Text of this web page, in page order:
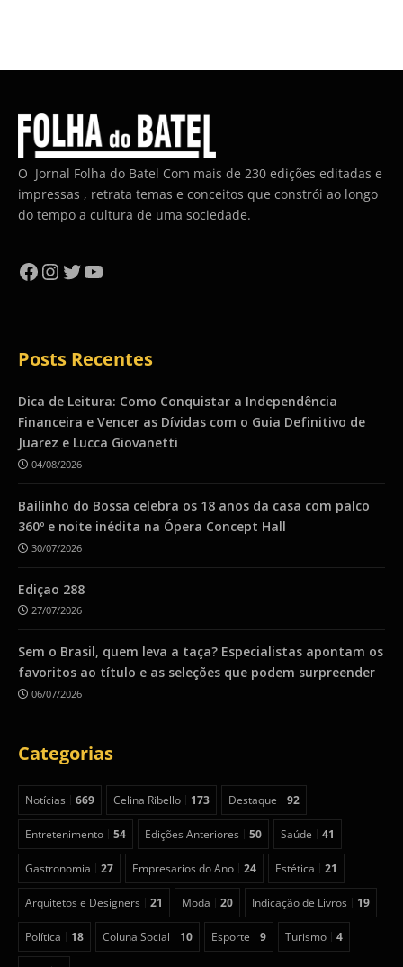
O Jornal Folha do Batel Com mais de 230 edições editadas e
impressas , retrata temas e conceitos que constrói ao longo
do tempo a cultura de uma sociedade.
Facebook
Instagram
Twitter
YouTube
Posts Recentes
Dica de Leitura: Como Conquistar a Independência
Financeira e Vencer as Dívidas com o Guia Definitivo de
Juarez e Lucca Giovanetti
04/08/2026
Bailinho do Bossa celebra os 18 anos da casa com palco
360º e noite inédita na Ópera Concept Hall
30/07/2026
Ediçao 288
27/07/2026
Sem o Brasil, quem leva a taça? Especialistas apontam os
favoritos ao título e as seleções que podem surpreender
06/07/2026
Categorias
Notícias 669 Celina Ribello 173 Destaque 92
Entretenimento 54 Edições Anteriores 50 Saúde 41
Gastronomia 27 Empresarios do Ano 24 Estética 21
Arquitetos e Designers 21 Moda 20 Indicação de Livros 19
Política 18 Coluna Social 10 Esporte 9 Turismo 4